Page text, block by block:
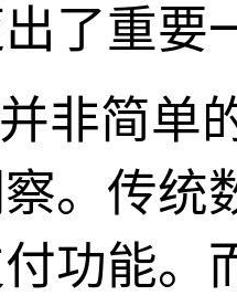
了重要
非简单
。传统
功能。